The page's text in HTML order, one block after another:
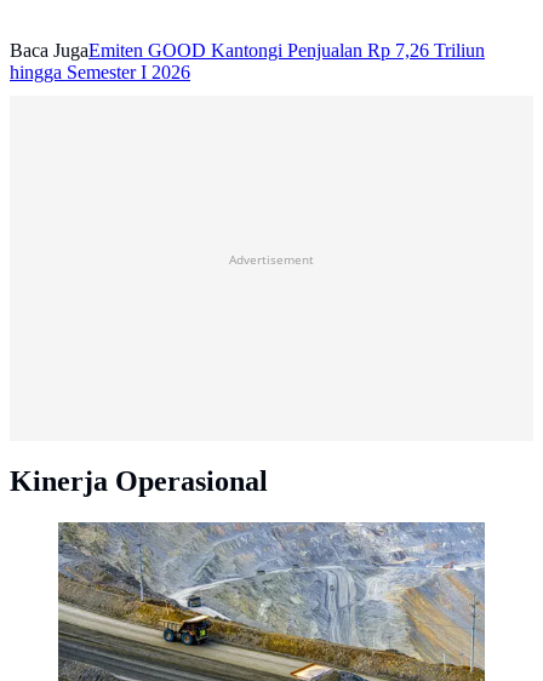
Baca JugaEmiten GOOD Kantongi Penjualan Rp 7,26 Triliun
hingga Semester I 2026
Advertisement
Kinerja Operasional